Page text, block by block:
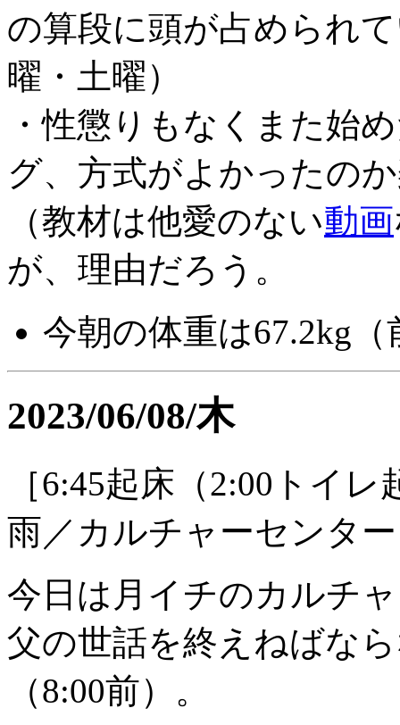
の算段に頭が占められ
曜・土曜）
・性懲りもなくまた始
グ、方式がよかったの
（教材は他愛のない動画
が、理由だろう。
今朝の体重は67.2kg（
2023/06/08/木
［6:45起床（2:00トイ
雨／カルチャーセンタ
今日は月イチのカルチ
父の世話を終えねばな
（8:00前）。